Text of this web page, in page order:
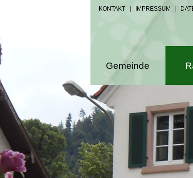
KONTAKT IMPRESSUM
Gemeinde